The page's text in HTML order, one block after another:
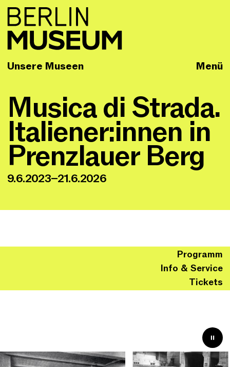
Menü
Unsere Museen
Musica di Strada.
Italiener:innen in
Prenzlauer Berg
9.6.2023–21.6.2026
Programm
Info & Service
Tickets